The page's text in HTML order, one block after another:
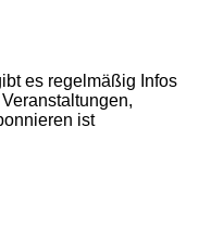
es regelmäßig Infos
ist